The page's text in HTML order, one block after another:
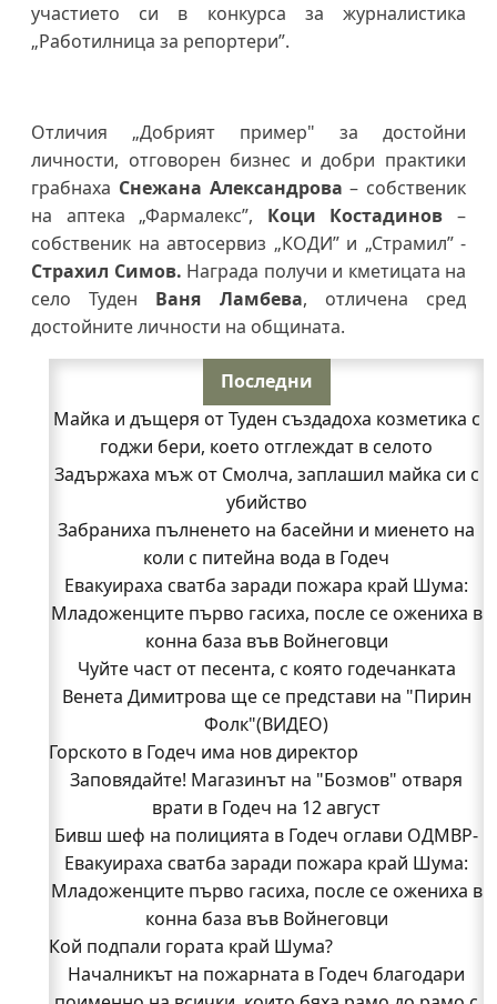
участието си в конкурса за журналистика
„Работилница за репортери”.
Отличия „Добрият пример" за достойни
личности, отговорен бизнес и добри практики
грабнаха Снежана Александрова – собственик
на аптека „Фармалекс”, Коци Костадинов –
собственик на автосервиз „КОДИ” и „Страмил” -
Страхил Симов. Награда получи и кметицата на
село Туден Ваня Ламбева, отличена сред
достойните личности на общината.
Последни
Майка и дъщеря от Туден създадоха козметика с
годжи бери, което отглеждат в селото
Задържаха мъж от Смолча, заплашил майка си с
убийство
Забраниха пълненето на басейни и миенето на
коли с питейна вода в Годеч
Евакуираха сватба заради пожара край Шума:
Младоженците първо гасиха, после се ожениха в
конна база във Войнеговци
Чуйте част от песента, с която годечанката
Венета Димитрова ще се представи на "Пирин
Фолк"(ВИДЕО)
Горското в Годеч има нов директор
Заповядайте! Магазинът на "Бозмов" отваря
врати в Годеч на 12 август
Бивш шеф на полицията в Годеч оглави ОДМВР-
Видин
Кой подпали гората край Шума?
Младежи от Люлин и Део сред първите
доброволци на пожара край Шума (СНИМКИ)
Началникът на пожарната в Годеч благодари
Евакуираха сватба заради пожара край Шума:
Младоженците първо гасиха, после се ожениха в
конна база във Войнеговци
Кой подпали гората край Шума?
Началникът на пожарната в Годеч благодари